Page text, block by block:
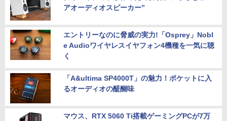
アオーディオスピーカー”
エントリーなのに脅威の実力!「Osprey」Nobl
e Audioワイヤレスイヤフォン4機種を一気に聴
く
「A&ultima SP4000T」の魅力！ポケットに入
るオーディオの醍醐味
マウス、RTX 5060 Ti搭載ゲーミングPCが7万